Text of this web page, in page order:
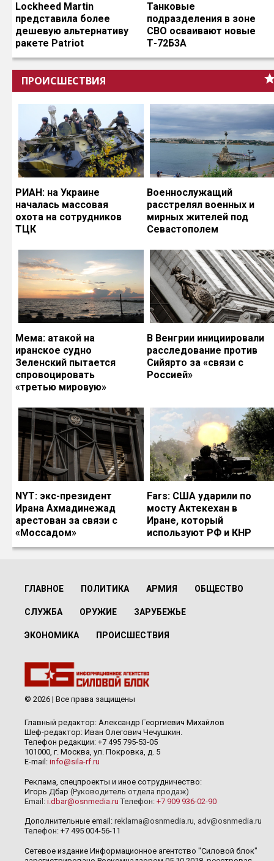
Lockheed Martin
представила более
дешевую альтернативу
ракете Patriot
Танковые
подразделения в зоне
СВО осваивают новые
Т-72Б3А
ПРОИСШЕСТВИЯ
РИАН: на Украине
началась массовая
охота на сотрудников
ТЦК
Военнослужащий
расстрелял военных и
мирных жителей под
Севастополем
Мема: атакой на
иранское судно
Зеленский пытается
спровоцировать
«третью мировую»
В Венгрии инициировали
расследование против
Сийярто за «связи с
Россией»
NYT: экс-президент
Ирана Ахмадинежад
арестован за связи с
«Моссадом»
Fars: США ударили по
мосту Актекехан в
Иране, который
используют РФ и КНР
ГЛАВНОЕ ПОЛИТИКА АРМИЯ ОБЩЕСТВО
СЛУЖБА ОРУЖИЕ ЗАРУБЕЖЬЕ
ЭКОНОМИКА ПРОИСШЕСТВИЯ
© 2026 | Все права защищены
Главный редактор: Александр Георгиевич Михайлов
Шеф-редактор: Иван Олегович Чечушкин.
Телефон редакции: +7 495 795-53-05
101000, г. Москва, ул. Покровка, д. 5
E-mail: info@sila-rf.ru
Реклама, спецпроекты и иное сотрудничество:
Игорь Дбар (Руководитель отдела продаж)
Email: i.dbar@osnmedia.ru Телефон: +7 909 936-02-90
Дополнительные email: reklama@osnmedia.ru, adv@osnmedia.ru
Телефон: +7 495 004-56-11
Сетевое издание Информационное агентство "Силовой блок"